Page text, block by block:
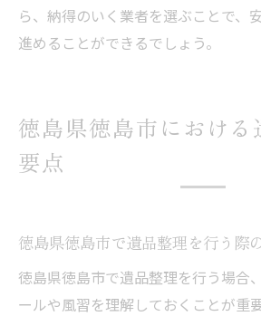
ら、納得のいく業者を選ぶことで、
進めることができるでしょう。
徳島県徳島市における
要点
徳島県徳島市で遺品整理を行う際
徳島県徳島市で遺品整理を行う場合
ールや風習を理解しておくことが重